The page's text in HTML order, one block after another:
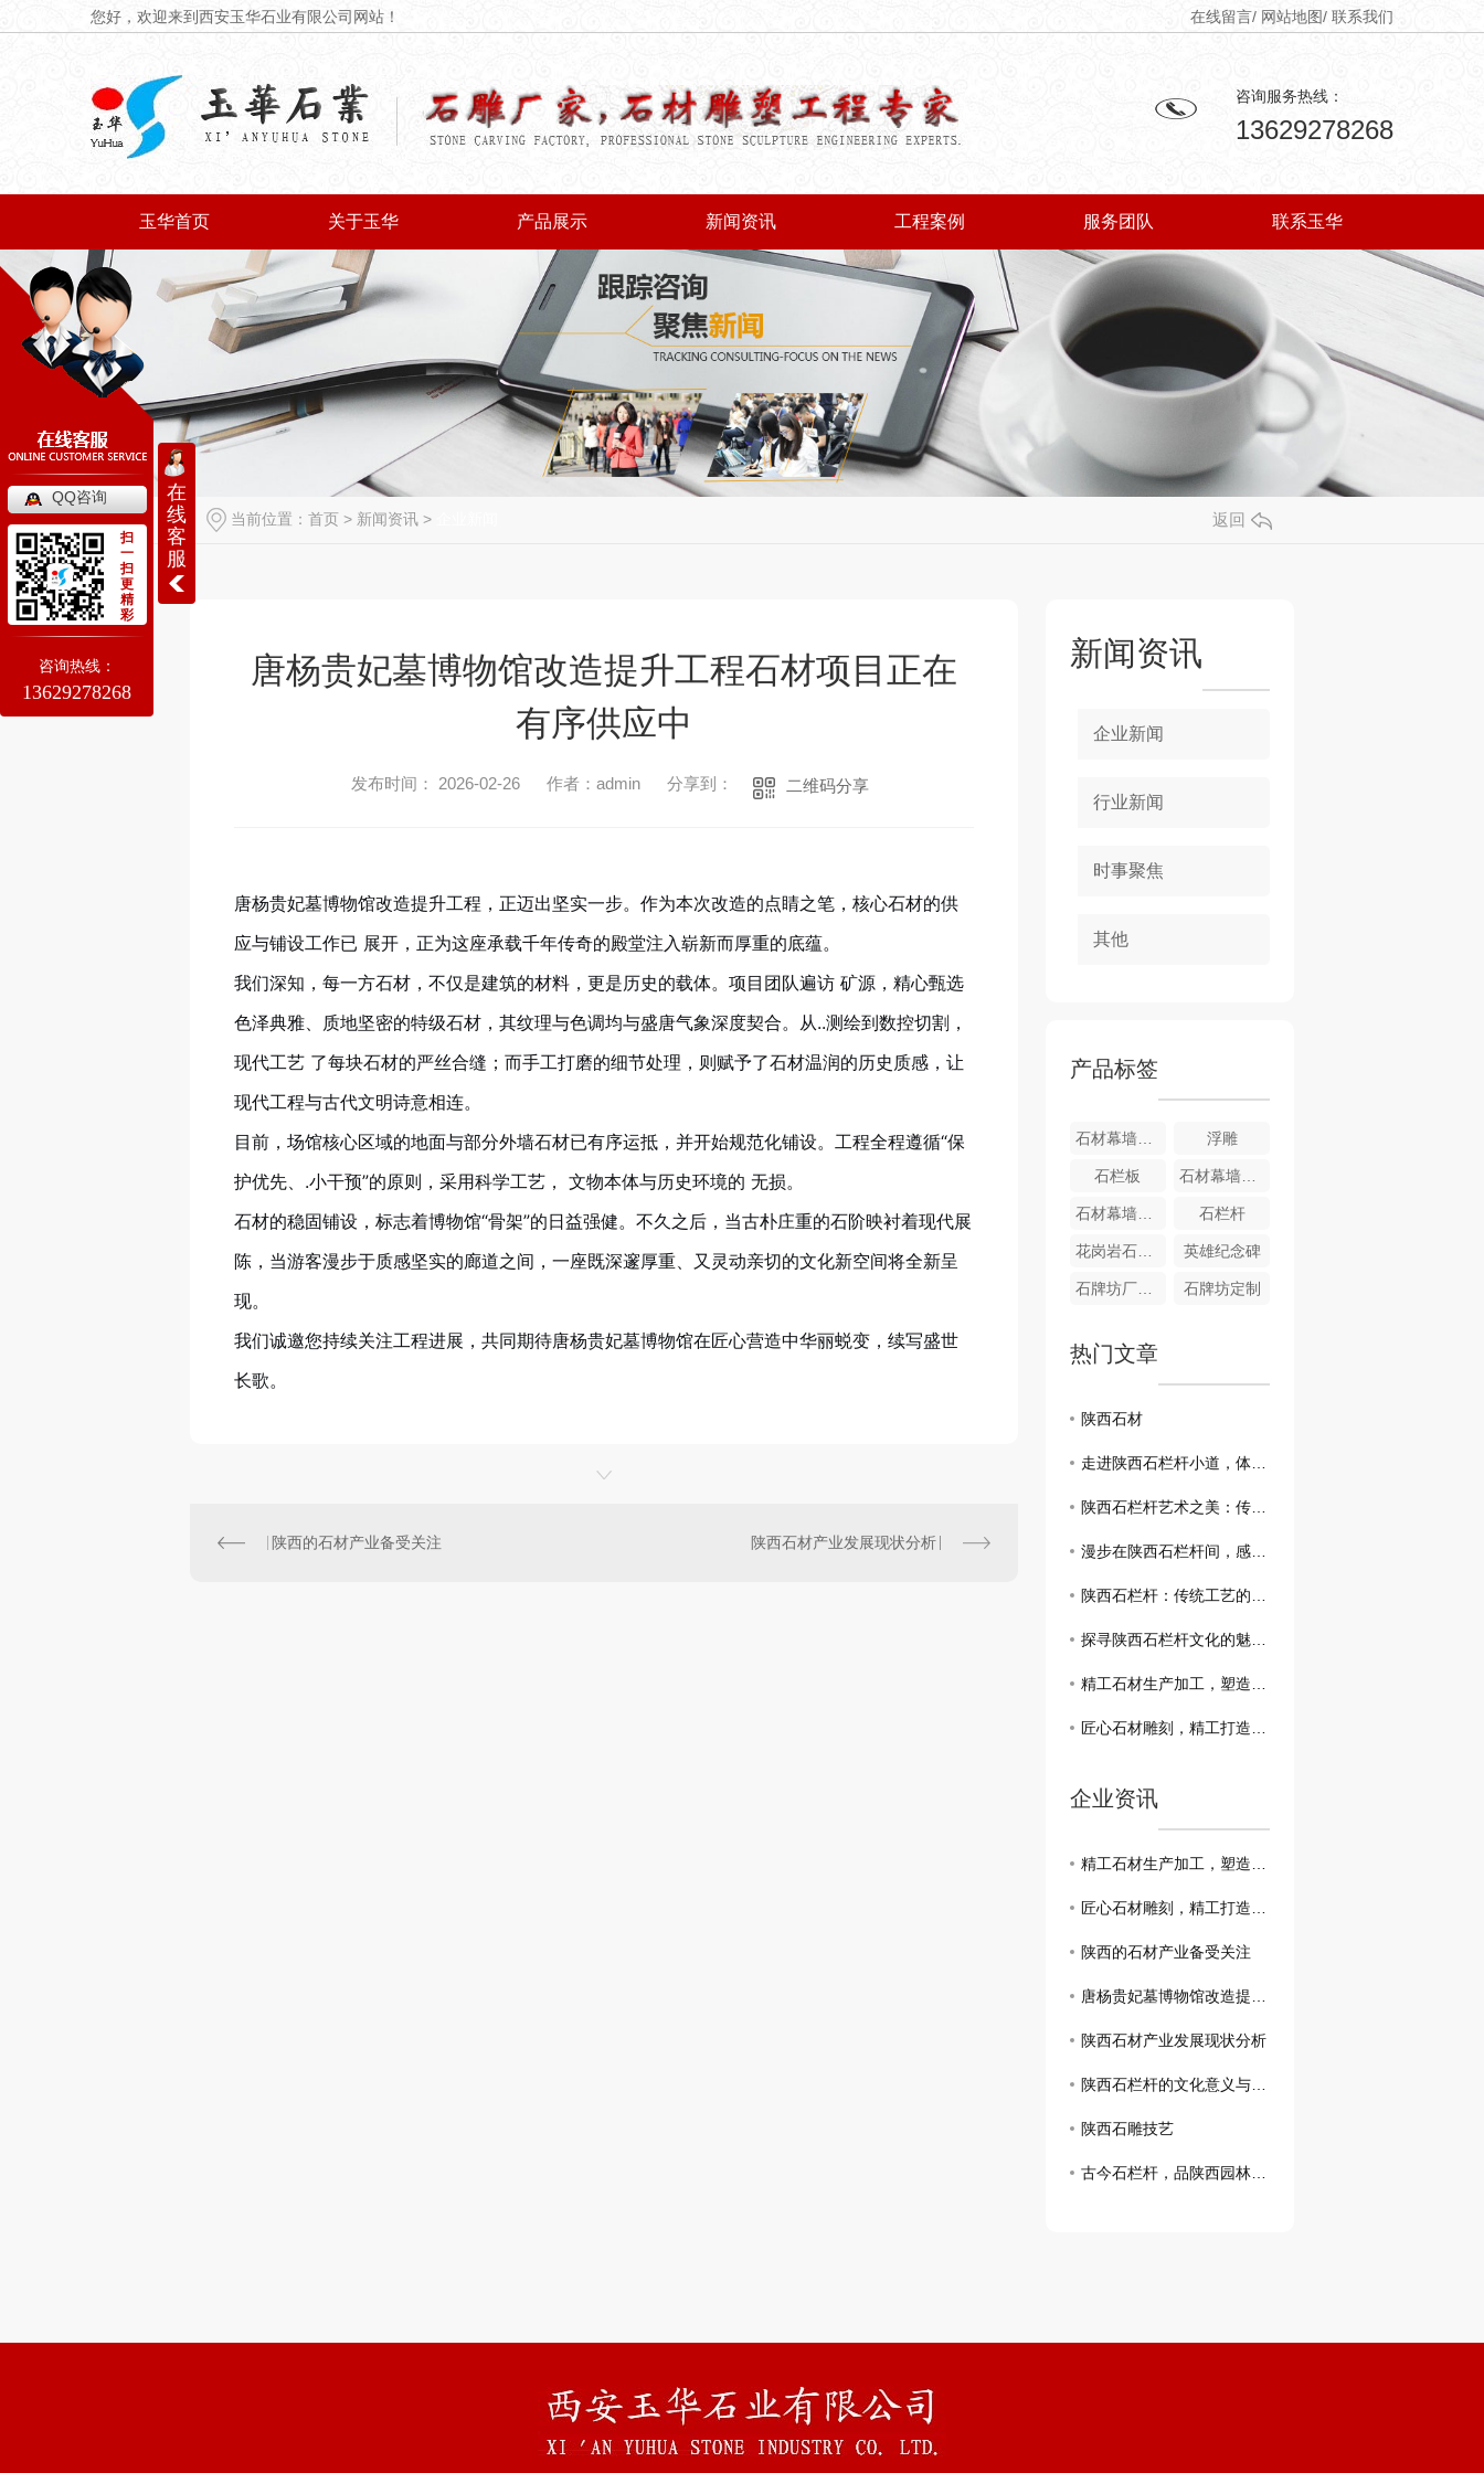
您好，欢迎来到西安玉华石业有限公司网站！ 在线留言/ 网站地图/ 联系我们
咨询服务热线：
13629278268
玉华首页 关于玉华 产品展示 新闻资讯 工程案例 服务团队 联系玉华
当前位置： 首页 > 新闻资讯 > 返回
唐杨贵妃墓博物馆改造提升工程石材项目正在
有序供应中
发布时间： 2026-02-26 作者：admin 分享到： 二维码分享
唐杨贵妃墓博物馆改造提升工程，正迈出坚实一步。作为本次改造的点睛之笔，核心石材的供
应与铺设工作已 展开，正为这座承载千年传奇的殿堂注入崭新而厚重的底蕴。
我们深知，每一方石材，不仅是建筑的材料，更是历史的载体。项目团队遍访 矿源，精心甄选
色泽典雅、质地坚密的特级石材，其纹理与色调均与盛唐气象深度契合。从..测绘到数控切割，
现代工艺 了每块石材的严丝合缝；而手工打磨的细节处理，则赋予了石材温润的历史质感，让
现代工程与古代文明诗意相连。
目前，场馆核心区域的地面与部分外墙石材已有序运抵，并开始规范化铺设。工程全程遵循“保
护优先、.小干预”的原则，采用科学工艺， 文物本体与历史环境的 无损。
石材的稳固铺设，标志着博物馆“骨架”的日益强健。不久之后，当古朴庄重的石阶映衬着现代展
陈，当游客漫步于质感坚实的廊道之间，一座既深邃厚重、又灵动亲切的文化新空间将全新呈
现。
我们诚邀您持续关注工程进展，共同期待唐杨贵妃墓博物馆在匠心营造中华丽蜕变，续写盛世
长歌。
陕西的石材产业备受关注 陕西石材产业发展现状分析
新闻资讯
企业新闻
行业新闻
时事聚焦
其他
产品标签
石材幕墙干挂工程 浮雕
石栏板 石材幕墙干挂工程
石材幕墙干挂工程 石栏杆
花岗岩石栏杆销售 英雄纪念碑
石牌坊厂家，设计、制作、安装一站式服务 石牌坊定制
热门文章
陕西石材
走进陕西石栏杆小道，体验中国古建之美
陕西石栏杆艺术之美：传承与创新
漫步在陕西石栏杆间，感受岁月静好
陕西石栏杆：传统工艺的珍贵遗产
探寻陕西石栏杆文化的魅力所在
精工石材生产加工，塑造自然质感石雕工艺
匠心石材雕刻，精工打造自然质感石材制品
企业资讯
精工石材生产加工，塑造自然质感石雕工艺
匠心石材雕刻，精工打造自然质感石材制品
陕西的石材产业备受关注
唐杨贵妃墓博物馆改造提升工程石材项目正在有序供应中
陕西石材产业发展现状分析
陕西石栏杆的文化意义与保护挑战
陕西石雕技艺
古今石栏杆，品陕西园林文化
在
线
客
服
QQ咨询
扫
一
扫
更
精
彩
咨询热线：
13629278268